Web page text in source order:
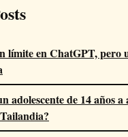
límite en ChatGPT, pero
adolescente de 14 años